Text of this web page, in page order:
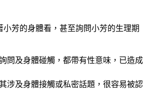
芳的身體看，甚至詢問小芳的生理期
問及身體碰觸，都帶有性意味，已造成
涉及身體接觸或私密話題，很容易被認